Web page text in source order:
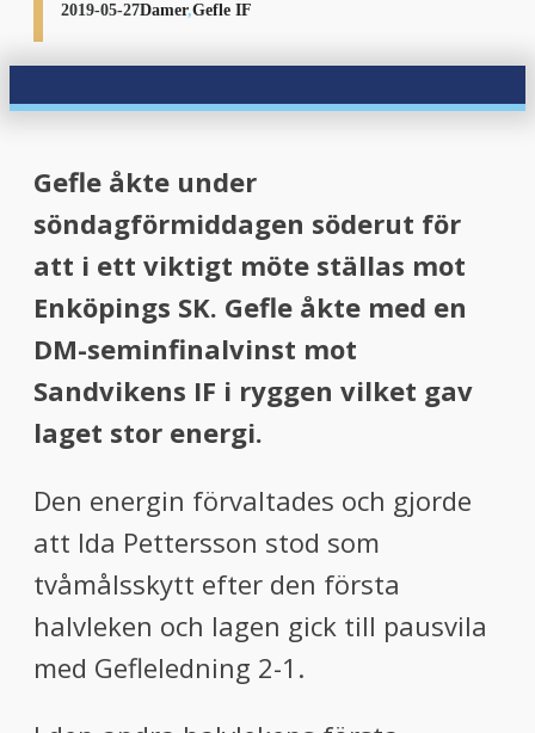
2019-05-27Damer,Gefle IF
Gefle åkte under
söndagförmiddagen söderut för
att i ett viktigt möte ställas mot
Enköpings SK. Gefle åkte med en
DM-seminfinalvinst mot
Sandvikens IF i ryggen vilket gav
laget stor energi.
Den energin förvaltades och gjorde
att Ida Pettersson stod som
tvåmålsskytt efter den första
halvleken och lagen gick till pausvila
med Gefleledning 2-1.